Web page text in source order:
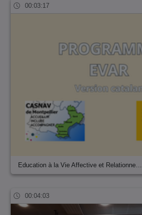
00:03:17
Education à la Vie Affective et Relationne…
00:04:03